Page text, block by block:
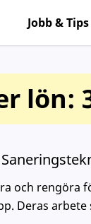
Jobb & Tips
lön:
och rengöra
Deras